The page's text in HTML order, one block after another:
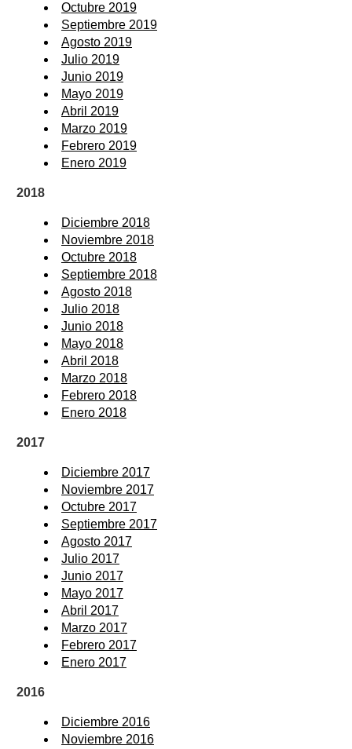
Octubre 2019
Septiembre 2019
Agosto 2019
Julio 2019
Junio 2019
Mayo 2019
Abril 2019
Marzo 2019
Febrero 2019
Enero 2019
2018
Diciembre 2018
Noviembre 2018
Octubre 2018
Septiembre 2018
Agosto 2018
Julio 2018
Junio 2018
Mayo 2018
Abril 2018
Marzo 2018
Febrero 2018
Enero 2018
2017
Diciembre 2017
Noviembre 2017
Octubre 2017
Septiembre 2017
Agosto 2017
Julio 2017
Junio 2017
Mayo 2017
Abril 2017
Marzo 2017
Febrero 2017
Enero 2017
2016
Diciembre 2016
Noviembre 2016